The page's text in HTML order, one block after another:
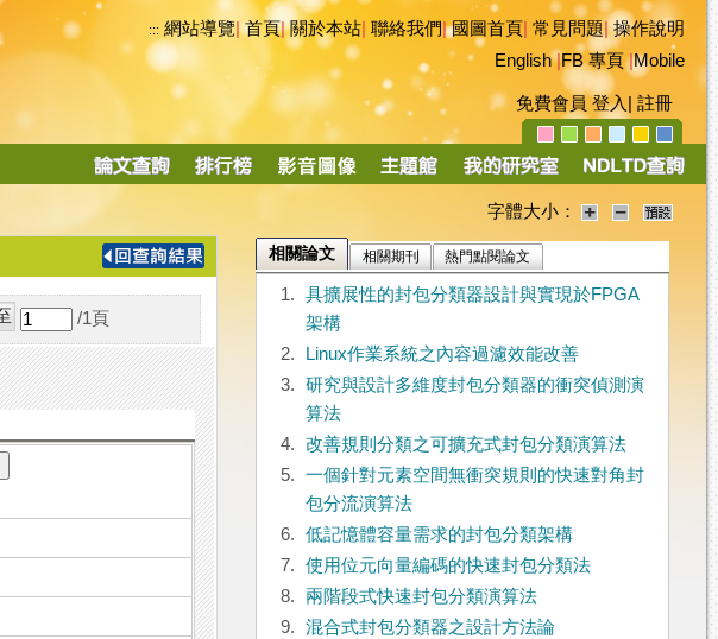
::: 網站導覽|首頁|關於本站 聯絡我們|國圖首頁 常見問題|操作說明
English|FB 專頁|Mobile
免費會員 登入 註冊
導
字體大小：
/1 頁
相關論文 相關期刊 熱門點閱論文
1.
具擴展性的封包分類器設計與實現於FPGA
架構
2.
Linux作業系統之內容過濾效能改善
3.
研究與設計多維度封包分類器的衝突偵測演
算法
4.
改善規則分類之可擴充式封包分類演算法
5.
一個針對元素空間無衝突規則的快速對角封
包分流演算法
6.
低記憶體容量需求的封包分類架構
7.
使用位元向量編碼的快速封包分類法
8.
兩階段式快速封包分類演算法
9.
混合式封包分類器之設計方法論